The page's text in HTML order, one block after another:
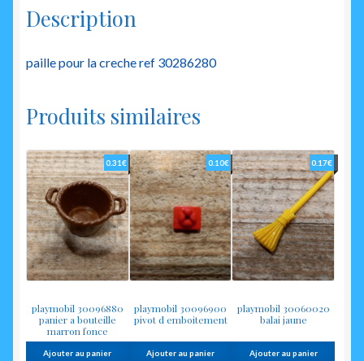
Description
paille pour la creche ref 30286280
Produits similaires
playmobil 30096880
panier a bouteille
marron fonce
0.31€
Ajouter au panier
playmobil 30096900
pivot d emboitement
0.10€
Ajouter au panier
playmobil 30060020
balai jaune
0.17€
Ajouter au panier